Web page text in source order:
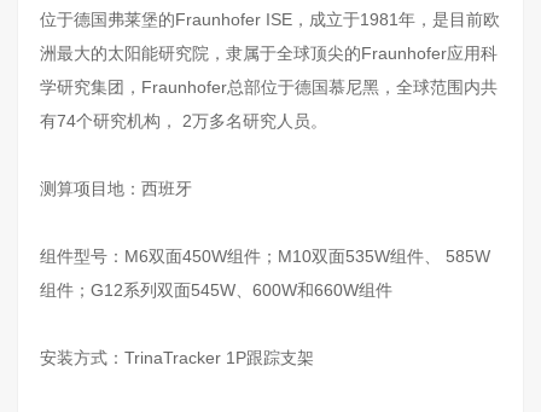
位于德国弗莱堡的Fraunhofer ISE，成立于1981年，是目前欧
洲最大的太阳能研究院，隶属于全球顶尖的Fraunhofer应用科
学研究集团，Fraunhofer总部位于德国慕尼黑，全球范围内共
有74个研究机构， 2万多名研究人员。
测算项目地：西班牙
组件型号：M6双面450W组件；M10双面535W组件、 585W
组件；G12系列双面545W、600W和660W组件
安装方式：TrinaTracker 1P跟踪支架